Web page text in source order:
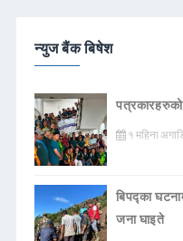
न्युज बैंक बिषेश
१ महिना
बिपद्का
जना घाइते